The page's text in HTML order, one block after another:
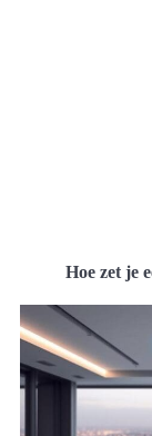
Hoe zet je